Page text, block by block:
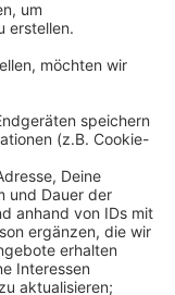
die Jüngeren
sagt Thilo
die Sammler
der
Morgen